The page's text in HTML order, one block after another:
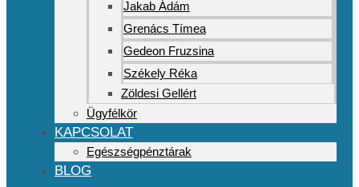
Jakab Ádám
Grenács Tímea
Gedeon Fruzsina
Székely Réka
Zöldesi Gellért
Ügyfélkör
KAPCSOLAT
Egészségpénztárak
BLOG